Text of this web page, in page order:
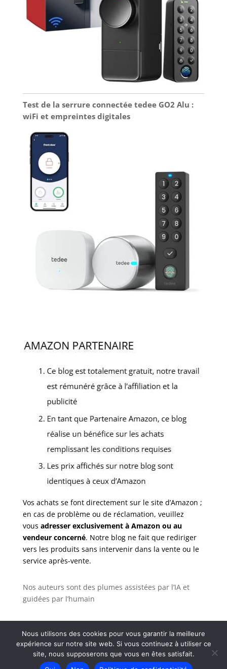
Test de la serrure connectée tedee GO2 Alu :
wiFi et empreintes digitales
Vos achats se font directement sur le site d’Amazon ;
en cas de problème ou de réclamation, veuillez
vous adresser exclusivement à Amazon ou au
vendeur concerné. Notre blog ne fait que rediriger
vers les produits sans intervenir dans la vente ou le
service après-vente.
Nos auteurs sont des plumes assistées par l’IA et
guidées par l’humain
Tous droits réservés - Coproprieterre |Politique de
confidentialité-Politique de confidentialité-Plan
Nous utilisons des cookies pour vous garantir la meilleure
expérience sur notre site web. Si vous continuez à utiliser ce
site, nous supposerons que vous en êtes satisfait.